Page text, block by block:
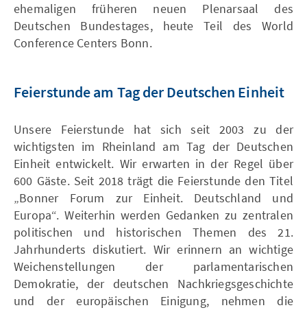
ehemaligen früheren neuen Plenarsaal des
Deutschen Bundestages, heute Teil des World
Conference Centers Bonn.
Feierstunde am Tag der Deutschen Einheit
Unsere Feierstunde hat sich seit 2003 zu der
wichtigsten im Rheinland am Tag der Deutschen
Einheit entwickelt. Wir erwarten in der Regel über
600 Gäste. Seit 2018 trägt die Feierstunde den Titel
„Bonner Forum zur Einheit. Deutschland und
Europa“. Weiterhin werden Gedanken zu zentralen
politischen und historischen Themen des 21.
Jahrhunderts diskutiert. Wir erinnern an wichtige
Weichenstellungen der parlamentarischen
Demokratie, der deutschen Nachkriegsgeschichte
und der europäischen Einigung, nehmen die